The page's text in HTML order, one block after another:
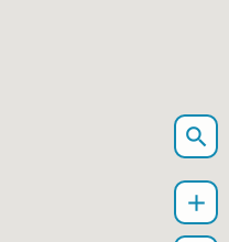
search
add